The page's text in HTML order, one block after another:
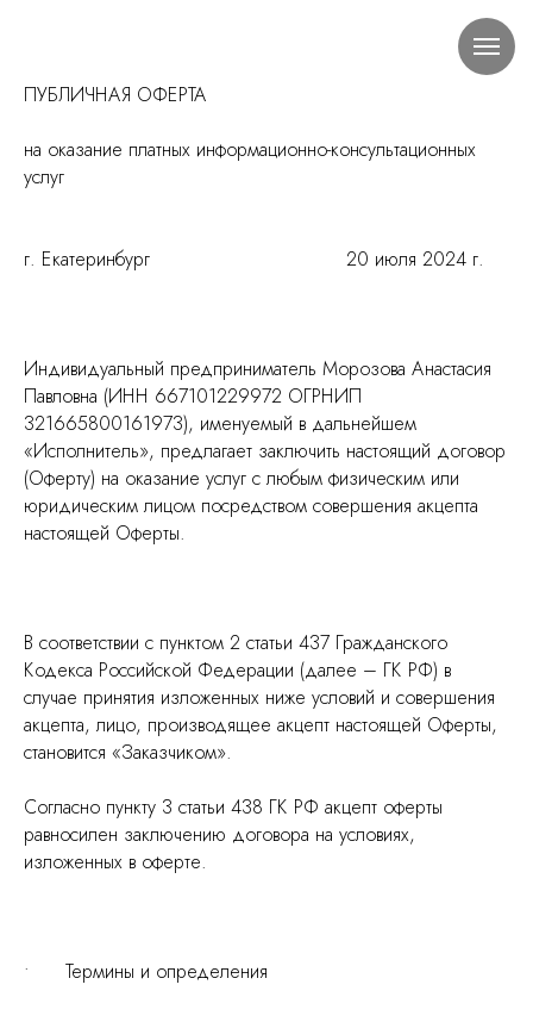
ПУБЛИЧНАЯ ОФЕРТА
на оказание платных информационно-консультационных
услуг
г. Екатеринбург 20 июля 2024 г.
Индивидуальный предприниматель Морозова Анастасия
Павловна (ИНН 667101229972 ОГРНИП
321665800161973), именуемый в дальнейшем
«Исполнитель», предлагает заключить настоящий договор
(Оферту) на оказание услуг с любым физическим или
юридическим лицом посредством совершения акцепта
настоящей Оферты.
В соответствии с пунктом 2 статьи 437 Гражданского
Кодекса Российской Федерации (далее – ГК РФ) в
случае принятия изложенных ниже условий и совершения
акцепта, лицо, производящее акцепт настоящей Оферты,
становится «Заказчиком».
Согласно пункту 3 статьи 438 ГК РФ акцепт оферты
равносилен заключению договора на условиях,
изложенных в оферте.
• Термины и определения